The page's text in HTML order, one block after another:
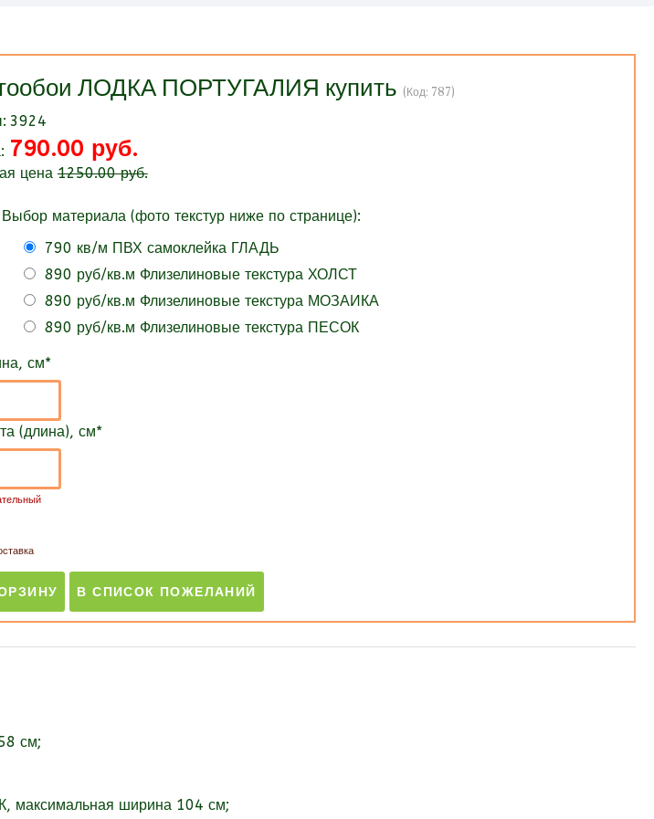
ЛОДКА ПОРТУГАЛИЯ купить (Код: 787)
3924
790.00 руб.
цена1250.00 руб.
Выбор материала (фото текстур ниже по странице):
790 кв/м ПВХ самоклейка ГЛАДЬ
890 руб/кв.м Флизелиновые текстура ХОЛСТ
890 руб/кв.м Флизелиновые текстура МОЗАИКА
890 руб/кв.м Флизелиновые текстура ПЕСОК
см*
(длина), см*
см;
максимальная ширина 104 см;